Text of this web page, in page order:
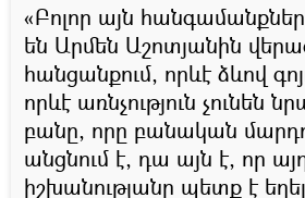
«Բոլոր այն
են Արմեն Աշոտյանին
հանցանքում, որևէ ձևով
որևէ առնչություն չունեն
բանը, որը բանական
անցնում է, դա այն է, որ
իշխանությանը պետք է